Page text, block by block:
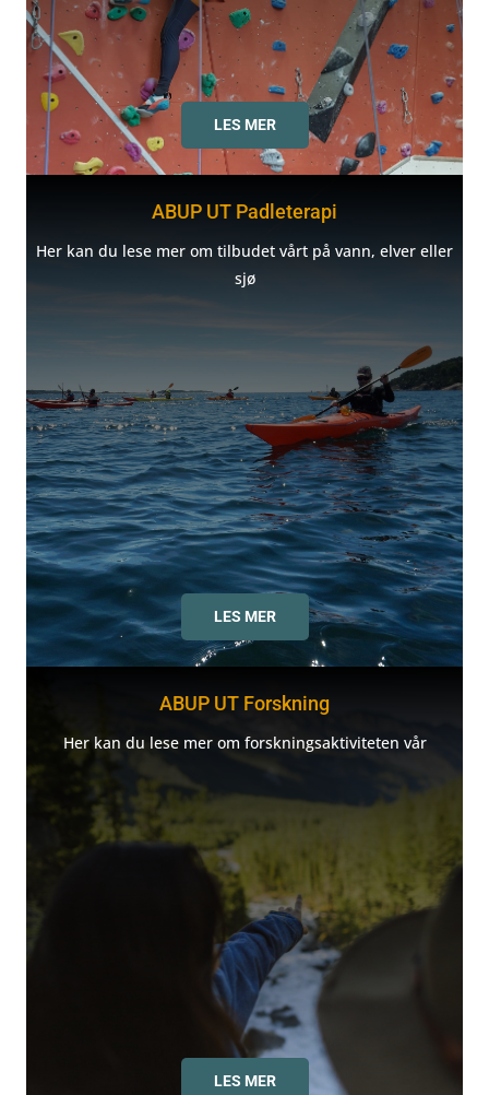
LES MER
ABUP UT Padleterapi
Her kan du lese mer om tilbudet vårt på vann, elver eller
sjø
LES MER
ABUP UT Forskning
Her kan du lese mer om forskningsaktiviteten vår
LES MER